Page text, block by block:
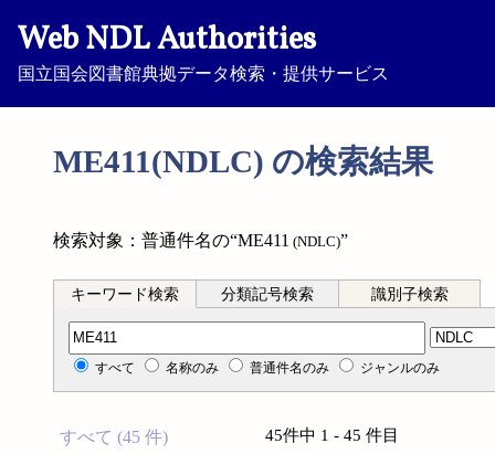
Web NDL Authorities
国立国会図書館典拠データ検索・提供サービス
ME411(NDLC) の検索結果
検索対象：普通件名の“ME411 (NDLC)”
キーワード検索 分類記号検索 識別子検索
分類記号検索
すべて 名称のみ 普通件名のみ ジャンルのみ
すべて (45 件)
45件中 1 - 45 件目